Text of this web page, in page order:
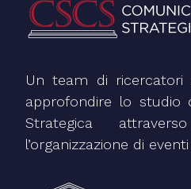
Un team di
approfondire lo studio
Strategica
l’organizzazione di